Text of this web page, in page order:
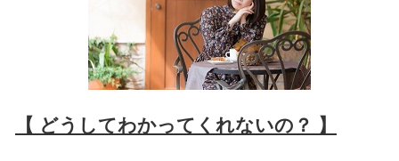
【 どうしてわかってくれないの？ 】